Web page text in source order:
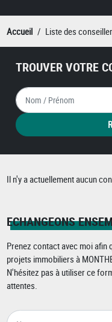
Accueil Liste des
TROUVER VOTRE
Il n'y a actuellement aucun
ECHANGEONS
Prenez contact avec moi afin
projets immobiliers à
N'hésitez pas à utiliser ce
attentes.